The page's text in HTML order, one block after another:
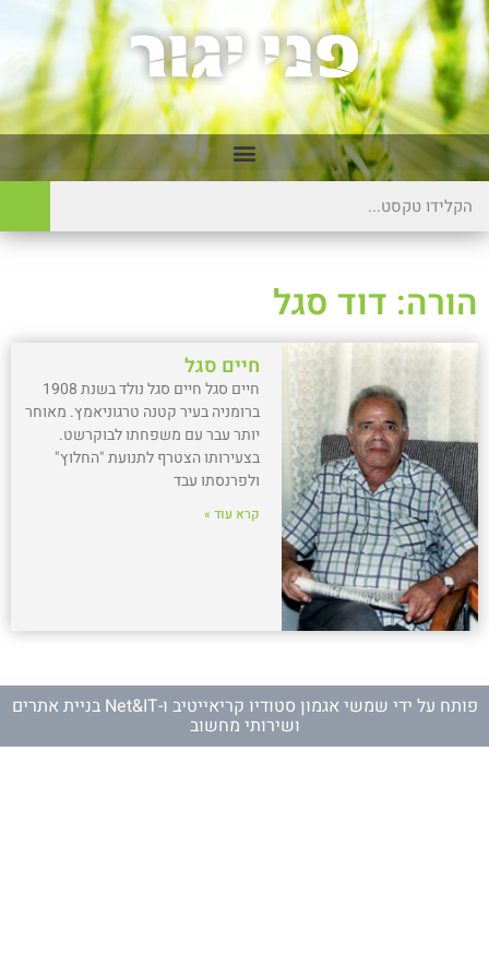
הורה: דוד סגל
חיים סגל
חיים סגל חיים סגל נולד בשנת 1908
ברומניה בעיר קטנה טרגוניאמץ. מאוחר
יותר עבר עם משפחתו לבוקרשט.
בצעירותו הצטרף לתנועת "החלוץ"
ולפרנסתו עבד
קרא עוד »
פותח על ידי שמשי אגמון סטודיו קריאייטיב ו- Net&IT בניית אתרים
ושירותי מחשוב